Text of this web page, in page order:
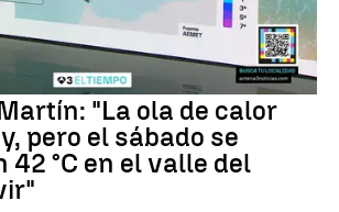
"La ola de calor
pero el sábado se
°C en el valle del